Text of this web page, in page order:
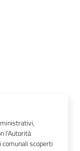
l'Autorità
scoperti